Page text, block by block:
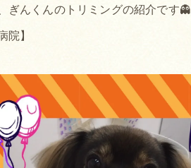
ぎんくんのトリミングの紹介です👻
院】